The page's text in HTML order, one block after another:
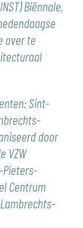
Biënnale,
over te
Sint-
door
VZW
Pieters-
Centrum